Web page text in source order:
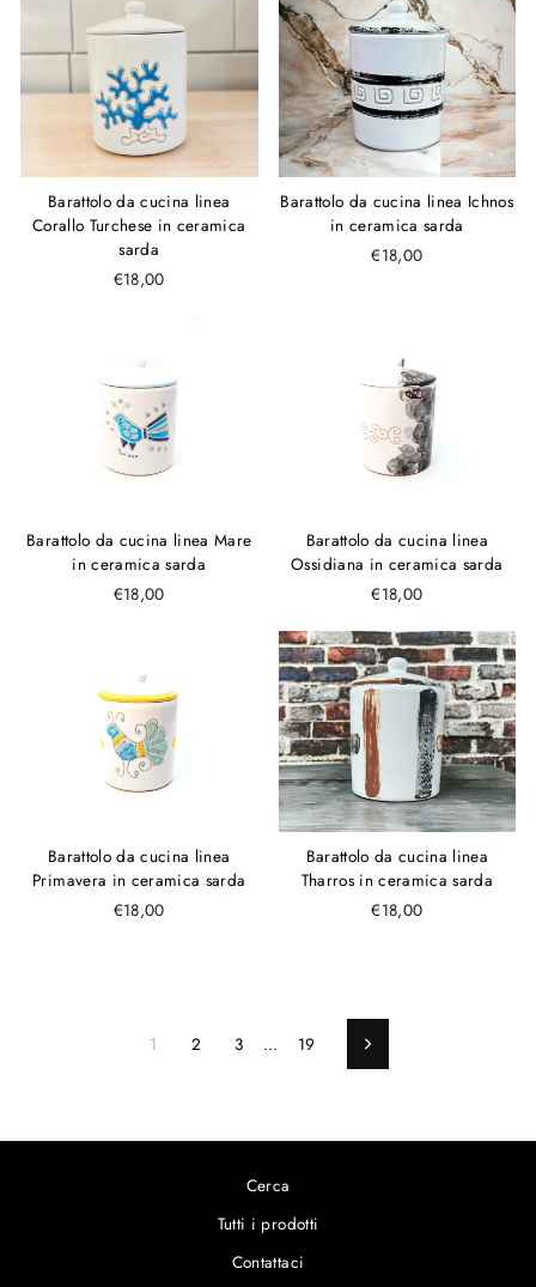
Barattolo da cucina linea
Corallo Turchese in ceramica
sarda
€18,00
Barattolo da cucina linea Ichnos
in ceramica sarda
€18,00
Barattolo da cucina linea Mare
in ceramica sarda
€18,00
Barattolo da cucina linea
Ossidiana in ceramica sarda
€18,00
Barattolo da cucina linea
Primavera in ceramica sarda
€18,00
Barattolo da cucina linea
Tharros in ceramica sarda
€18,00
1 2 3 … 19 Avanti
Cerca
Tutti i prodotti
Contattaci